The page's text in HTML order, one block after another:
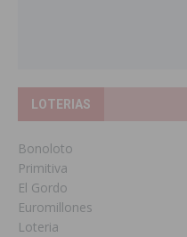
LOTERIAS
Bonoloto
Primitiva
El Gordo
Euromillones
Loteria